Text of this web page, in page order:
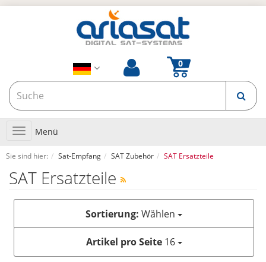
Toggle
navigation
Menü
Sie sind hier: Sat-Empfang SAT Zubehör SAT Ersatzteile
SAT Ersatzteile
Sortierung: Wählen
Artikel pro Seite16